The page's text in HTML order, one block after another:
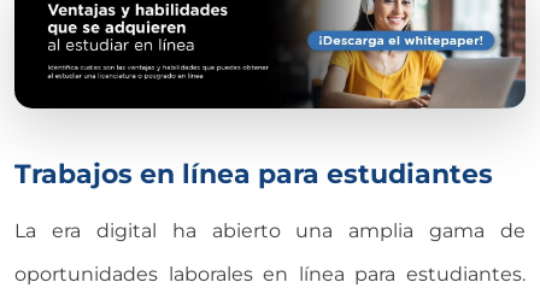
Trabajos en línea para estudiantes
La era digital ha abierto una amplia gama de
oportunidades laborales en línea para estudiantes.